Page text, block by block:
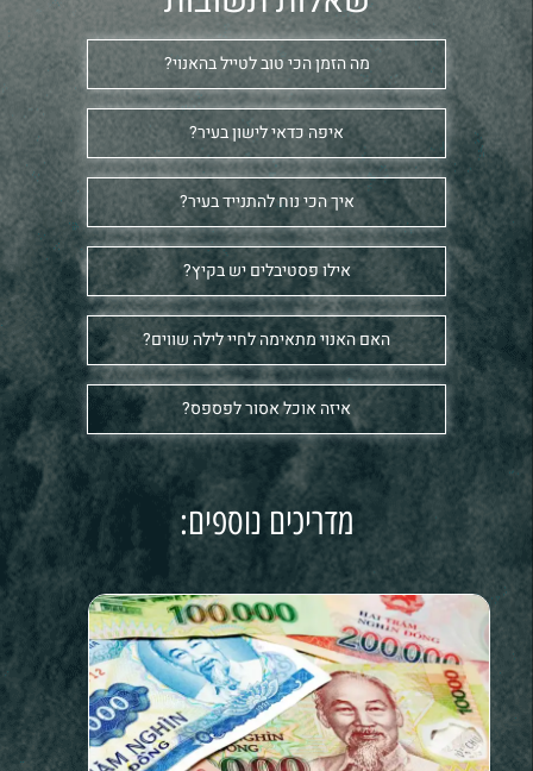
מה הזמן הכי טוב לטייל בהאנוי?
איפה כדאי לישון בעיר?
איך הכי נוח להתנייד בעיר?
אילו פסטיבלים יש בקיץ?
האם האנוי מתאימה לחיי לילה שווים?
איזה אוכל אסור לפספס?
מדריכים נוספים: